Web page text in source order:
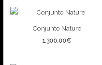
Conjunto Nature
1.300,00€